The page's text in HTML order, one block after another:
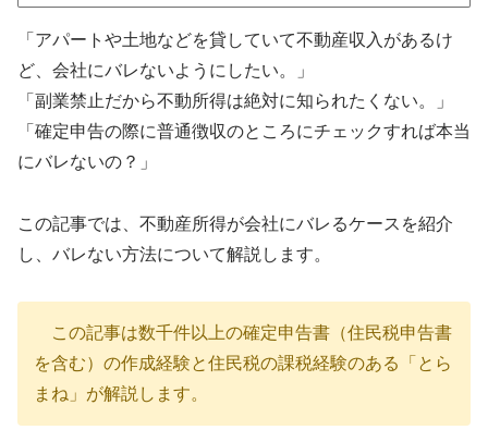
「アパートや土地などを貸していて不動産収入があるけ
ど、会社にバレないようにしたい。」
「副業禁止だから不動所得は絶対に知られたくない。」
「確定申告の際に普通徴収のところにチェックすれば本当
にバレないの？」
この記事では、不動産所得が会社にバレるケースを紹介
し、バレない方法について解説します。
この記事は数千件以上の確定申告書（住民税申告書
を含む）の作成経験と住民税の課税経験のある「とら
まね」が解説します。